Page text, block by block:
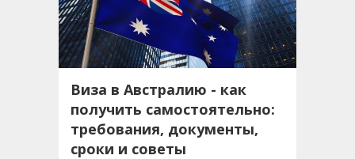
Виза в Австралию - как
получить самостоятельно:
требования, документы,
сроки и советы